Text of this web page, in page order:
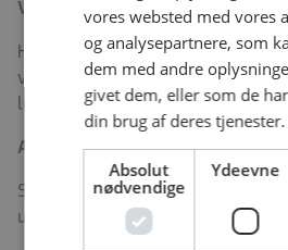
Vil du vide mere?
Har du lyst til at høre mere om
velkommen til at kontakte
leder Lone Jakobsen, telefon
Ansøgningsfrist
Senest søndag d. 24. maj 2026.
uge 22.
vores websted med vores
og analysepartnere, som
dem med andre
givet dem, eller som de
din brug af deres tjenester.
Absolut
nødvendige
Ydeevne